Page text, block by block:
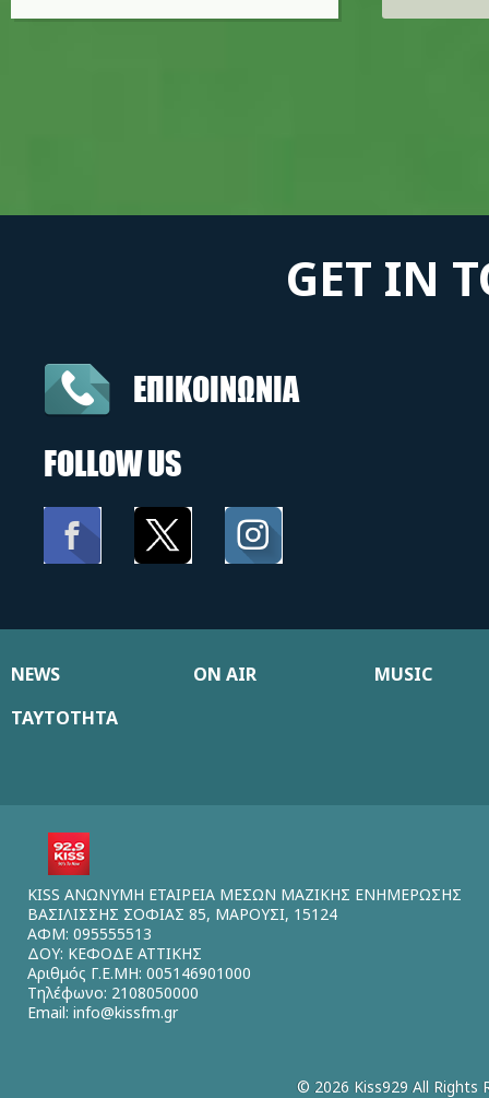
GET IN
ΕΠΙΚΟΙΝΩΝΙΑ
FOLLOW US
NEWS ON AIR
MUSIC
ΤΑΥΤΟΤΗΤΑ
KISS ΑΝΩΝΥΜΗ ΕΤΑΙΡΕΙΑ ΜΕΣΩΝ ΜΑΖΙΚΗΣ ΕΝΗΜΕΡΩΣΗΣ
ΒΑΣΙΛΙΣΣΗΣ ΣΟΦΙΑΣ 85, ΜΑΡΟΥΣΙ, 15124
ΑΦΜ: 095555513
ΔΟΥ: ΚΕΦΟΔΕ ΑΤΤΙΚΗΣ
Αριθμός Γ.Ε.ΜΗ: 005146901000
Τηλέφωνο: 2108050000
Email: info@kissfm.gr
© 2026 Kiss929 All Rights